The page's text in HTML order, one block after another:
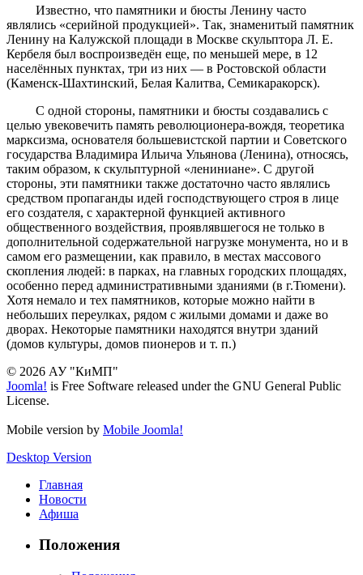
Известно, что памятники и бюсты Ленину часто
являлись «серийной продукцией». Так, знаменитый памятник
Ленину на Калужской площади в Москве скульптора Л. Е.
Кербеля был воспроизведён еще, по меньшей мере, в 12
населённых пунктах, три из них — в Ростовской области
(Каменск-Шахтинский, Белая Калитва, Семикаракорск).
С одной стороны, памятники и бюсты создавались с
целью увековечить память революционера-вождя, теоретика
марксизма, основателя большевистской партии и Советского
государства Владимира Ильича Ульянова (Ленина), относясь,
таким образом, к скульптурной «лениниане». С другой
стороны, эти памятники также достаточно часто являлись
средством пропаганды идей господствующего строя в лице
его создателя, с характерной функцией активного
общественного воздействия, проявлявшегося не только в
дополнительной содержательной нагрузке монумента, но и в
самом его размещении, как правило, в местах массового
скопления людей: в парках, на главных городских площадях,
особенно перед административными зданиями (в г.Тюмени).
Хотя немало и тех памятников, которые можно найти в
небольших переулках, рядом с жилыми домами и даже во
дворах. Некоторые памятники находятся внутри зданий
(домов культуры, домов пионеров и т. п.)
© 2026 АУ "КиМП"
Joomla! is Free Software released under the GNU General Public
License.
Mobile version by Mobile Joomla!
Desktop Version
Главная
Новости
Афиша
Положения